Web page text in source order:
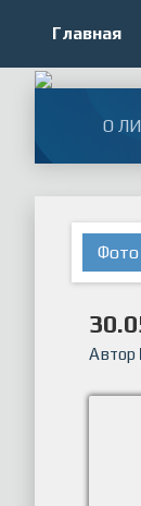
Главная
О
Фото
Автор